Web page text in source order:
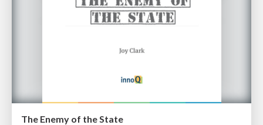
The Enemy of the State